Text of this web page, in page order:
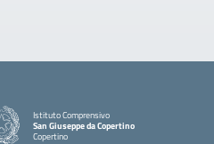
Istituto Comprensivo
San Giuseppe da Copertino
Copertino